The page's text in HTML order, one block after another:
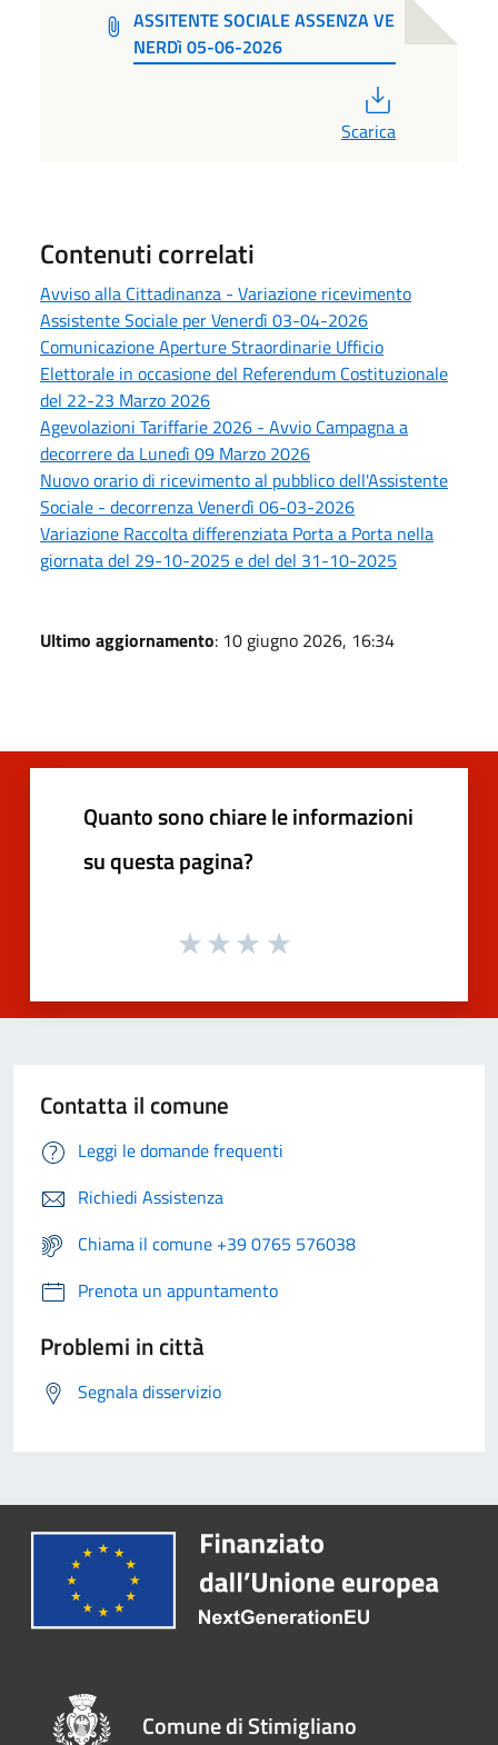
ASSITENTE SOCIALE ASSENZA VE
NERDì 05-06-2026
Scarica
Contenuti correlati
Avviso alla Cittadinanza - Variazione ricevimento
Assistente Sociale per Venerdì 03-04-2026
Comunicazione Aperture Straordinarie Ufficio
Elettorale in occasione del Referendum Costituzionale
del 22-23 Marzo 2026
Agevolazioni Tariffarie 2026 - Avvio Campagna a
decorrere da Lunedì 09 Marzo 2026
Nuovo orario di ricevimento al pubblico dell'Assistente
Sociale - decorrenza Venerdì 06-03-2026
Variazione Raccolta differenziata Porta a Porta nella
giornata del 29-10-2025 e del del 31-10-2025
Ultimo aggiornamento: 10 giugno 2026, 16:34
Quanto sono chiare le informazioni
su questa pagina?
Contatta il comune
Leggi le domande frequenti
Richiedi Assistenza
Chiama il comune +39 0765 576038
Prenota un appuntamento
Problemi in città
Segnala disservizio
Comune di Stimigliano